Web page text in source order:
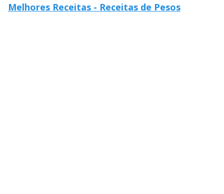
Melhores Receitas - Receitas de Pesos